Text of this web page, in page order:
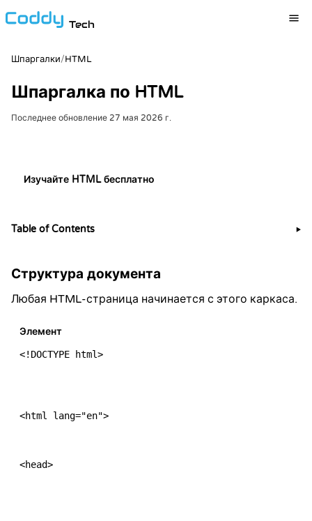
Tech
Шпаргалки/HTML
Шпаргалка по HTML
Последнее обновление 27 мая 2026 г.
Изучайте HTML бесплатно
Структура документа
Любая HTML-страница начинается с этого каркаса.
Элемент
<!DOCTYPE html>
<html lang="en">
<head>
Table of Contents ▶